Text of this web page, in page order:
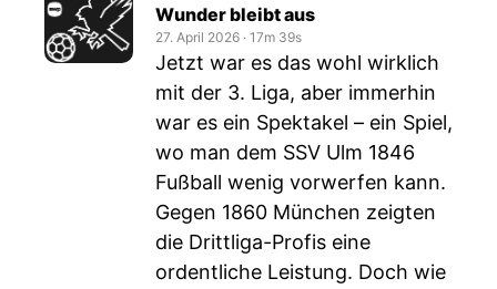
Wunder bleibt aus
27. April 2026 ‧ 17m 39s
Jetzt war es das wohl wirklich
mit der 3. Liga, aber immerhin
war es ein Spektakel – ein Spiel,
wo man dem SSV Ulm 1846
Fußball wenig vorwerfen kann.
Gegen 1860 München zeigten
die Drittliga-Profis eine
ordentliche Leistung. Doch wie